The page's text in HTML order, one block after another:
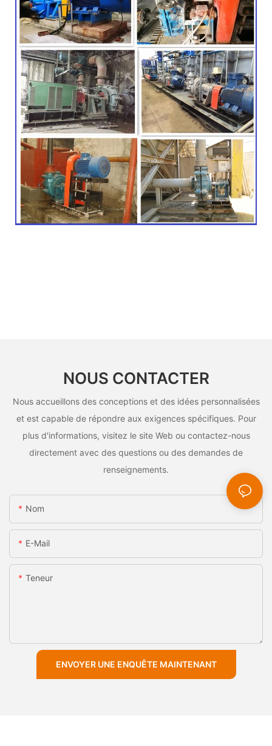
NOUS CONTACTER
Nous accueillons des conceptions et des idées personnalisées
et est capable de répondre aux exigences spécifiques. Pour
plus d'informations, visitez le site Web ou contactez-nous
directement avec des questions ou des demandes de
renseignements.
Nom
E-Mail
Teneur
ENVOYER UNE ENQUÊTE MAINTENANT